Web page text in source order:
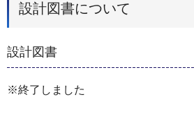
設計図書について
設計図書
※終了しました